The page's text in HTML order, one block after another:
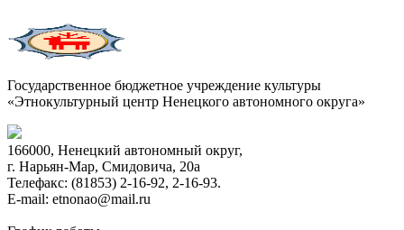
Государственное бюджетное учреждение культуры
«Этнокультурный центр Ненецкого автономного округа»
166000, Ненецкий автономный округ,
г. Нарьян-Мар, Смидовича, 20а
Телефакс: (81853) 2-16-92, 2-16-93.
E-mail: etnonao@mail.ru